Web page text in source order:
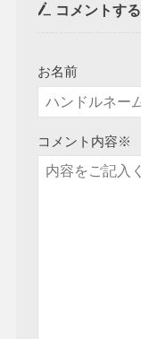
コメントする
お名前
コメント内容※